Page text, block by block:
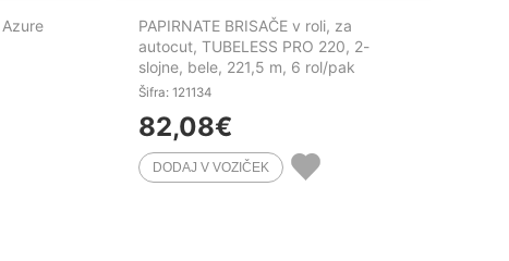
PAPIRNATE BRISAČE v roli, za
autocut, TUBELESS PRO 220, 2-
slojne, bele, 221,5 m, 6 rol/pak
Šifra: 121134
82,08€